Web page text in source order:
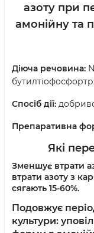
азоту при
амонійну та
Діюча речовина:
Спосіб дії:
Препаративна
Які
Зменшує втрати
втрати азоту з
сягають 15-60%.
Подовжує
культури: